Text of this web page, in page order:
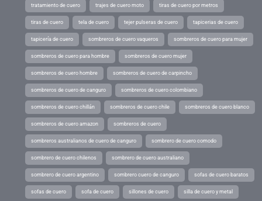
tratamiento de cuero trajes de cuero moto tiras de cuero por metros
tiras de cuero tela de cuero tejer pulseras de cuero tapicerias de cuero
tapicería de cuero sombreros de cuero vaqueros sombreros de cuero para mujer
sombreros de cuero para hombre sombreros de cuero mujer
sombreros de cuero hombre sombreros de cuero de carpincho
sombreros de cuero de canguro sombreros de cuero colombiano
sombreros de cuero chillán sombreros de cuero chile sombreros de cuero blanco
sombreros de cuero amazon sombreros de cuero
sombreros australianos de cuero de canguro sombrero de cuero comodo
sombrero de cuero chilenos sombrero de cuero australiano
sombrero de cuero argentino sombrero cuero de canguro sofas de cuero baratos
sofas de cuero sofa de cuero sillones de cuero silla de cuero y metal